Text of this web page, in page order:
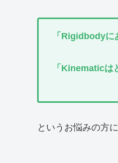
「Rigidbodyに
「Kinematicは
というお悩みの方